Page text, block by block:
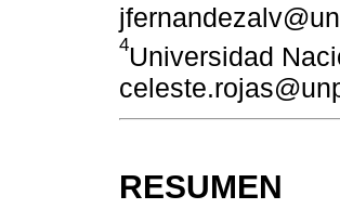
4Universidad
RESUMEN